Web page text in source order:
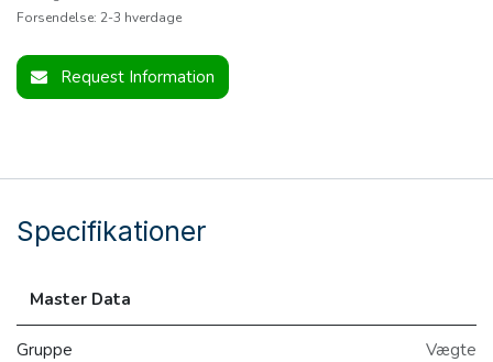
Forsendelse: 2-3 hverdage
Request Information
Specifikationer
Master Data
Gruppe Vægte